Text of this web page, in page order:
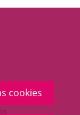
cookies